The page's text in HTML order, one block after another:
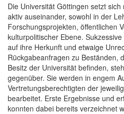
Die Universität Göttingen setzt
aktiv auseinander, sowohl in der
Forschungsprojekten, öffentlichen
kulturpolitischer Ebene.
auf ihre Herkunft und etwaige
Rückgabeanfragen zu Beständen,
Besitz der Universität befinden,
gegenüber. Sie werden in engem
Vertretungsberechtigten der
bearbeitet. Erste Ergebnisse und
konnten dabei bereits verzeichnet